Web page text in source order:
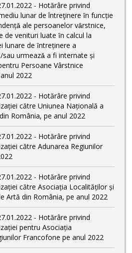
- Hotărâre privind
lunar de întreţinere ȋn funcție
ale persoanelor vȃrstnice,
de venituri luate ȋn calcul la
lunare de ȋntreținere a
urmeazǎ a fi internate și
Persoane Vârstnice
2022
- Hotărâre privind
către Uniunea Națională a
România, pe anul 2022
- Hotărâre privind
către Adunarea Regiunilor
- Hotărâre privind
către Asociația Localităților și
Artă din România, pe anul 2022
- Hotărâre privind
pentru Asociația
Francofone pe anul 2022